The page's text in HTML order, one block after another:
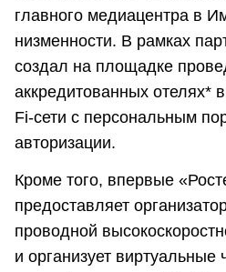
главного медиацентра в
низменности. В рамках
создал на площадке
аккредитованных отелях*
Fi-сети с персональным
авторизации.
Кроме того, впервые
предоставляет
проводной
и организует виртуальные